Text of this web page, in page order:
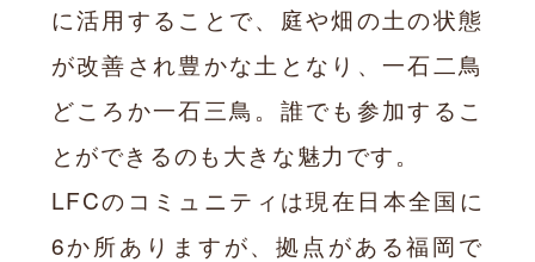
に活用することで、庭や畑の土の状態
が改善され豊かな土となり、一石二鳥
どころか一石三鳥。誰でも参加するこ
とができるのも大きな魅力です。
LFCのコミュニティは現在日本全国に
6か所ありますが、拠点がある福岡で